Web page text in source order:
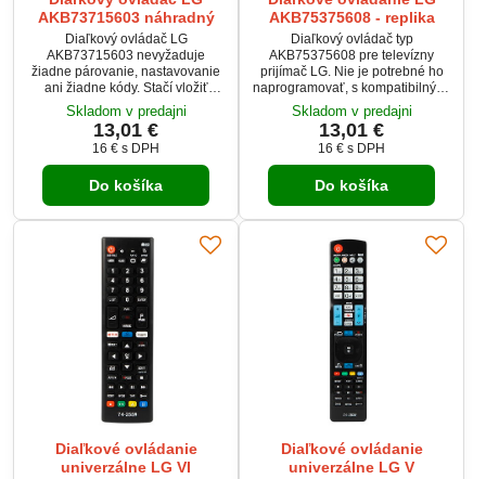
AKB73715603 náhradný
Diaľkový ovládač LG
AKB73715603 nevyžaduje
žiadne párovanie, nastavovanie
ani žiadne kódy. Stačí vložiť
batérie a funguje so všetkými
nižšie uvedenými modelmi.
Skladom v predajni
13,01 €
16 € s DPH
Do košíka
AKB75375608 - replika
Diaľkový ovládač typ
AKB75375608 pre televízny
prijímač LG. Nie je potrebné ho
naprogramovať, s kompatibilnými
zariadeniami hneď funguje.
Skladom v predajni
13,01 €
16 € s DPH
Do košíka
Diaľkové ovládanie
univerzálne LG VI
Diaľkové ovládanie
univerzálne LG V